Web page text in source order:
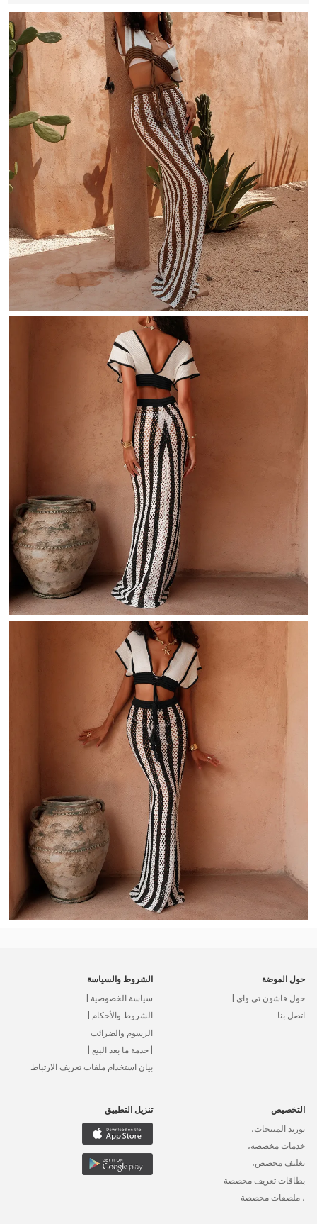
حول الموضة
حول فاشون تي واي |
اتصل بنا
الشروط والسياسة
سياسة الخصوصية |
الشروط والأحكام |
الرسوم والضرائب
| خدمة ما بعد البيع |
بيان استخدام ملفات تعريف الارتباط
التخصيص
توريد المنتجات،
خدمات مخصصة،
تغليف مخصص،
بطاقات تعريف مخصصة
، ملصقات مخصصة
تنزيل التطبيق